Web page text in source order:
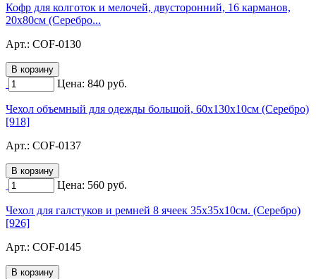
Кофр для колготок и мелочей, двусторонний, 16 карманов,
20х80см (Серебро...
Арт.: COF-0130
Цена: 840 руб.
Чехол объемный для одежды большой, 60х130х10см (Серебро)
[918]
Арт.: COF-0137
Цена: 560 руб.
Чехол для галстуков и ремней 8 ячеек 35х35х10см. (Серебро)
[926]
Арт.: COF-0145